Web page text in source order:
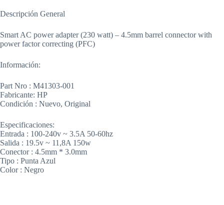
Descripción General
Smart AC power adapter (230 watt) – 4.5mm barrel connector with
power factor correcting (PFC)
Información:
Part Nro : M41303-001
Fabricante: HP
Condición : Nuevo, Original
Especificaciones:
Entrada : 100-240v ~ 3.5A 50-60hz
Salida : 19.5v ~ 11,8A 150w
Conector : 4.5mm * 3.0mm
Tipo : Punta Azul
Color : Negro